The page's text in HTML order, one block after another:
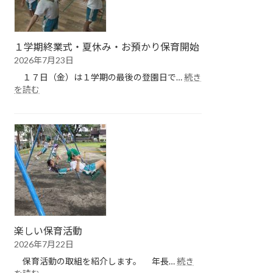
１学期終業式・夏休み・お預かり保育開始
2026年7月23日
１７日（金）は１学期の最後の登園日で…続き
を読む
期
終
業
式・
夏
休
み・
お
か
り
保
楽しい保育活動
2026年7月22日
保育活動の取組を紹介します。 年長…続き